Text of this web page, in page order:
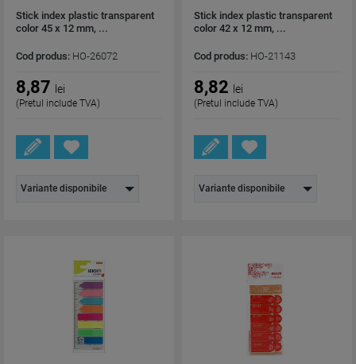
Stick index plastic transparent
color 45 x 12 mm, ...
Cod produs: HO-26072
8,87 lei
(Pretul include TVA)
Variante disponibile
Stick index plastic transparent
color 42 x 12 mm, ...
Cod produs: HO-21143
8,82 lei
(Pretul include TVA)
Variante disponibile